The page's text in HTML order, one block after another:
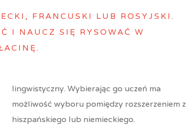
FRANCUSKI LUB ROSYJSKI.
I NAUCZ SIĘ RYSOWAĆ W
lingwistyczny. Wybierając go uczeń ma
możliwość wyboru pomiędzy rozszerzeniem z
hiszpańskiego lub niemieckiego.